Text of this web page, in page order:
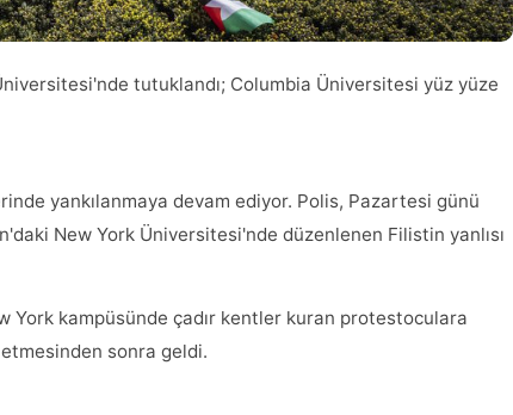
tutuklandı; Columbia Üniversitesi yüz yüze
yankılanmaya devam ediyor. Polis, Pazartesi günü
New York Üniversitesi'nde düzenlenen Filistin yanlısı
York kampüsünde çadır kentler kuran protestoculara
sonra geldi.